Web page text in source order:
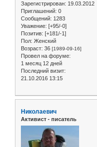
Зарегистрирован: 19.03.2012
Приглашений: 0
Сообщений: 1283
Уважение: [+95/-0]
Позитив: [+181/-1]
Пол: Женский
Возраст: 36 [1989-09-16]
Провел на форуме:
1 месяц 12 дней
Последний визит:
21.10.2016 13:15
Николаевич
Активист - писатель